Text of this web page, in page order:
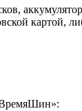
картой,